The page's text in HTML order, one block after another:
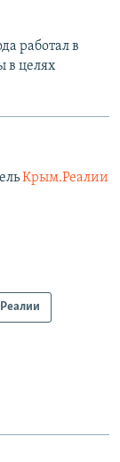
работал в
в целях
Крым.Реалии